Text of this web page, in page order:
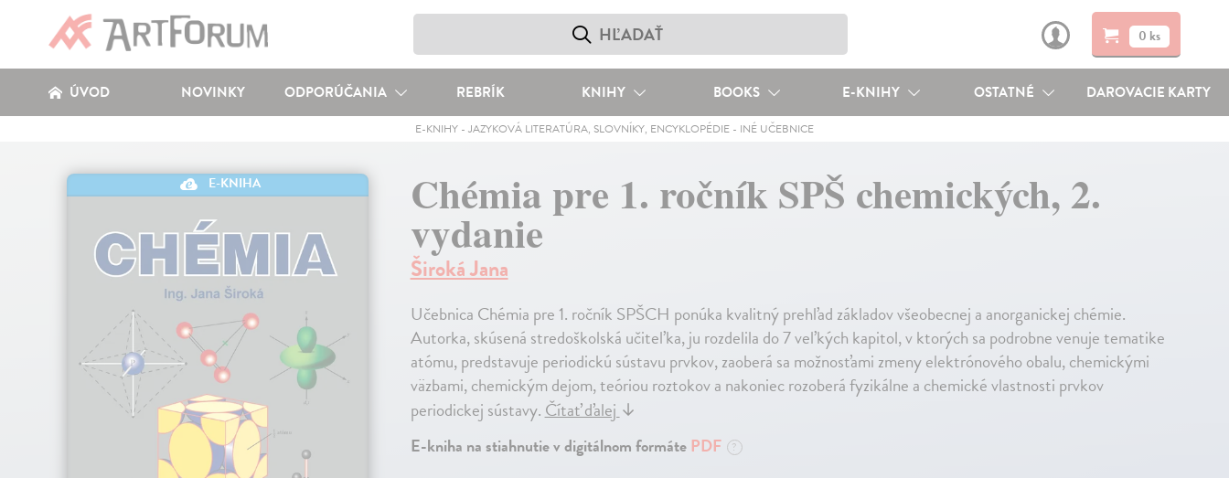
0 ks
ÚVOD NOVINKY ODPORÚČANIA REBRÍK KNIHY BOOKS E-KNIHY OSTATNÉ DAROVACIE KARTY
E-KNIHY- JAZYKOVÁ LITERATÚRA, SLOVNÍKY, ENCYKLOPÉDIE- INÉ UČEBNICE
E-KNIHA Chémia pre 1. ročník SPŠ chemických, 2.
vydanie
Široká Jana
Učebnica Chémia pre 1. ročník SPŠCH ponúka kvalitný prehľad základov všeobecnej a anorganickej chémie.
Autorka, skúsená stredoškolská učiteľka, ju rozdelila do 7 veľkých kapitol, v ktorých sa podrobne venuje tematike
atómu, predstavuje periodickú sústavu prvkov, zaoberá sa možnosťami zmeny elektrónového obalu, chemickými
väzbami, chemickým dejom, teóriou roztokov a nakoniec rozoberá fyzikálne a chemické vlastnosti prvkov
periodickej sústavy.Čítať ďalej↓
E-kniha na stiahnutie v digitálnom formátePDF ?